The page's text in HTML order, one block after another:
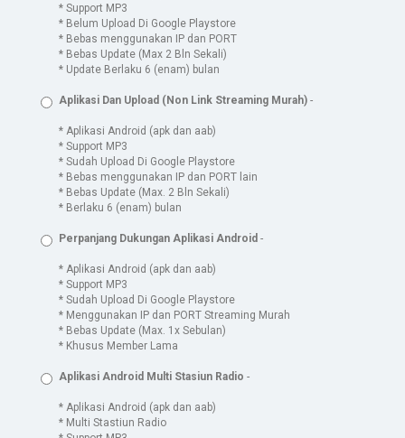
* Support MP3
* Belum Upload Di Google Playstore
* Bebas menggunakan IP dan PORT
* Bebas Update (Max 2 Bln Sekali)
* Update Berlaku 6 (enam) bulan
Aplikasi Dan Upload (Non Link Streaming Murah) -
* Aplikasi Android (apk dan aab)
* Support MP3
* Sudah Upload Di Google Playstore
* Bebas menggunakan IP dan PORT lain
* Bebas Update (Max. 2 Bln Sekali)
* Berlaku 6 (enam) bulan
Perpanjang Dukungan Aplikasi Android -
* Aplikasi Android (apk dan aab)
* Support MP3
* Sudah Upload Di Google Playstore
* Menggunakan IP dan PORT Streaming Murah
* Bebas Update (Max. 1x Sebulan)
* Khusus Member Lama
Aplikasi Android Multi Stasiun Radio -
* Aplikasi Android (apk dan aab)
* Multi Stastiun Radio